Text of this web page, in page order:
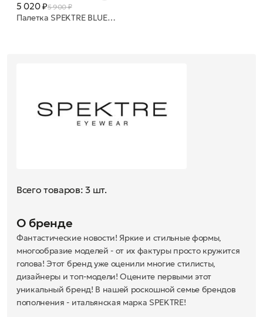
5 020 ₽5 900 ₽
Палетка SPEKTRE BLUE BOX
Всего товаров: 3 шт.
О бренде
Фантастические новости! Яркие и стильные формы,
многообразие моделей - от их фактуры просто кружится
голова! Этот бренд уже оценили многие стилисты,
дизайнеры и топ-модели! Оцените первыми этот
уникальный бренд! В нашей роскошной семье брендов
пополнения - итальянская марка SPEKTRE!